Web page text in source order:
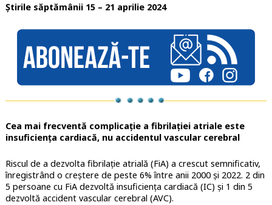
Știrile săptămânii 15 – 21 aprilie 2024
Cea mai frecventă complicație a fibrilației atriale este
insuficiența cardiacă, nu accidentul vascular cerebral
Riscul de a dezvolta fibrilație atrială (FiA) a crescut semnificativ,
înregistrând o creștere de peste 6% între anii 2000 și 2022. 2 din
5 persoane cu FiA dezvoltă insuficiența cardiacă (IC) și 1 din 5
dezvoltă accident vascular cerebral (AVC).